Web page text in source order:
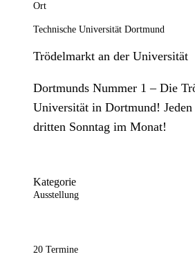
Ort
Technische Universität Dortmund
Trödelmarkt an der Universität
Dortmunds Nummer 1 – Die
Universität in Dortmund! Jeden
dritten Sonntag im Monat!
Kategorie
Ausstellung
20 Termine